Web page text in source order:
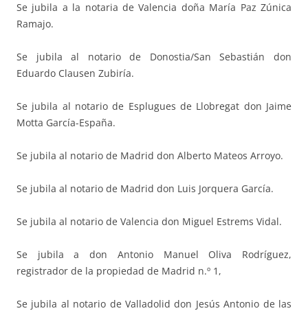
Se jubila a la notaria de Valencia doña María Paz Zúnica
Ramajo.
Se jubila al notario de Donostia/San Sebastián don
Eduardo Clausen Zubiría.
Se jubila al notario de Esplugues de Llobregat don Jaime
Motta García-España.
Se jubila al notario de Madrid don Alberto Mateos Arroyo.
Se jubila al notario de Madrid don Luis Jorquera García.
Se jubila al notario de Valencia don Miguel Estrems Vidal.
Se jubila a don Antonio Manuel Oliva Rodríguez,
registrador de la propiedad de Madrid n.º 1,
Se jubila al notario de Valladolid don Jesús Antonio de las